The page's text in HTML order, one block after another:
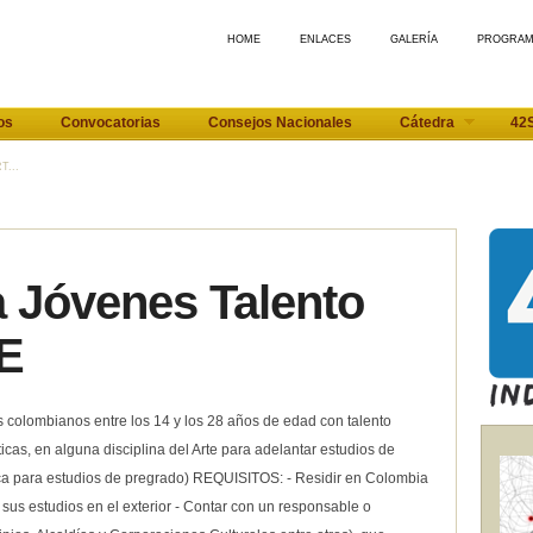
HOME ENLACES GALERÍA
Convocatorias Consejos Nacionales Cátedra
Talento
entre los 14 y los 28 años de edad con talento
en alguna disciplina del Arte para adelantar estudios de
para estudios de pregrado) REQUISITOS: - Residir en Colombia
estudios en el exterior - Contar con un responsable o